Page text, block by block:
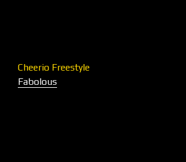
Cheerio Freestyle
Fabolous